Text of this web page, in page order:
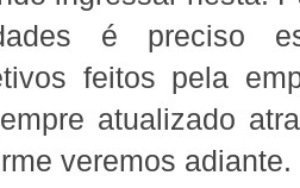
é preciso
feitos pela
atualizado
veremos adiante.